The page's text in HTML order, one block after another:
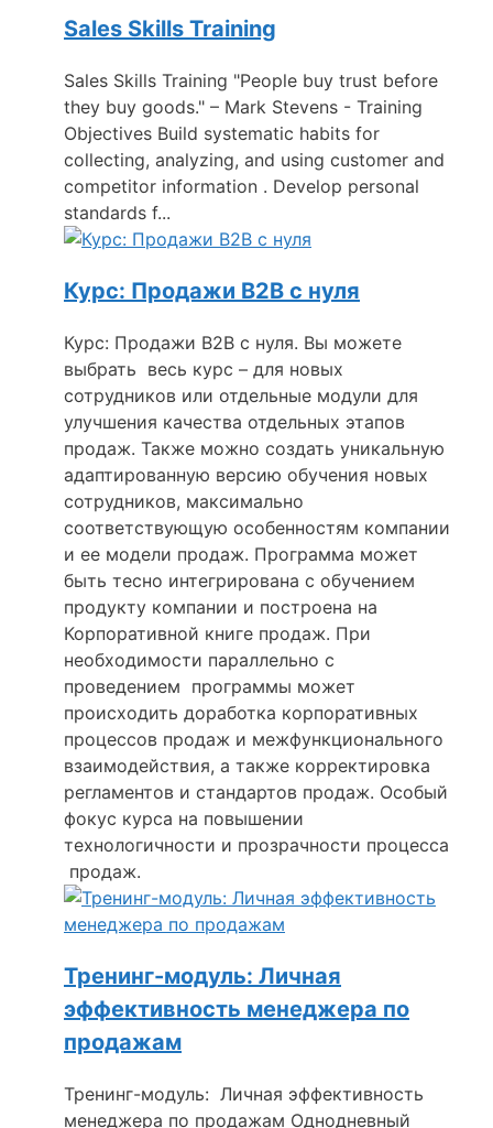
Sales Skills Training
Sales Skills Training "People buy trust before
they buy goods." – Mark Stevens - Training
Objectives Build systematic habits for
collecting, analyzing, and using customer and
competitor information . Develop personal
standards f...
Курс: Продажи B2B с нуля
Курс: Продажи B2B с нуля. Вы можете
выбрать весь курс – для новых
сотрудников или отдельные модули для
улучшения качества отдельных этапов
продаж. Также можно создать уникальную
адаптированную версию обучения новых
сотрудников, максимально
соответствующую особенностям компании
и ее модели продаж. Программа может
быть тесно интегрирована с обучением
продукту компании и построена на
Корпоративной книге продаж. При
необходимости параллельно с
проведением программы может
происходить доработка корпоративных
процессов продаж и межфункционального
взаимодействия, а также корректировка
регламентов и стандартов продаж. Особый
фокус курса на повышении
технологичности и прозрачности процесса
продаж.
Тренинг-модуль: Личная
эффективность менеджера по
продажам
Тренинг-модуль: Личная эффективность
менеджера по продажам Однодневный